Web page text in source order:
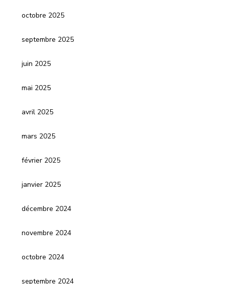
octobre 2025
septembre 2025
juin 2025
mai 2025
avril 2025
mars 2025
février 2025
janvier 2025
décembre 2024
novembre 2024
octobre 2024
septembre 2024